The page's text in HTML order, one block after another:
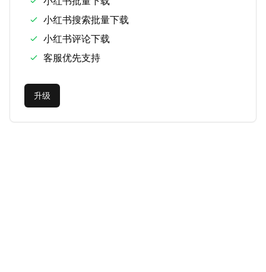
小红书搜索批量下载
小红书评论下载
客服优先支持
升级